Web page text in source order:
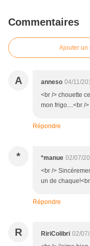
Commentaires
Ajouter un
A anneso 04/11/
<br /> chouette
mon frigo....<br /
Répondre
* *manue 02/07/
<br />
un de
Répondre
R RiriColibri 02/